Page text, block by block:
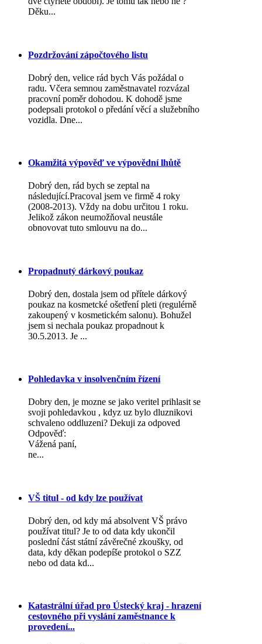
Děku...
Pozdržování zápočtového listu
Dobrý den, velice rád bych Vás požádal o
radu. Včera semnou zaměstnavatel rozvázal
pracovní poměr dohodou. K dohodě jsme
podepsali protokol o předání věcí a služebního
vozidla. Dne...
Okamžitá výpověď ve výpovědní lhůtě
Dobrý den, rád bych se zeptal na
následující.Pracoval jsem ve firmě 4 roky
(2008-2013). Vždy na dobu určitou 1 roku.
Jelikož zákon neumožňoval neustále
obnovovat tuto smlouvu na do...
Propadnutý dárkový poukaz
Dobrý den, dostala jsem od přítele dárkový
poukaz na kosmetcké ošetření pleti (regulérně
zakoupený v kosmetickém salonu). Bohužel
jsem si nechala poukaz propadnout k
30.5.2013. Je ...
Pohledavka v insolvenčním řízení
Dobry den, je mozne se jako veritel prihlasit se
svoji pohledavkou , kdyz uz bylo dluznikovi
schvaleno oddluzeni? Dekuji za odpoved
Odpověď:
Vážená paní,
ne...
VŠ titul - od kdy lze používat
Dobrý den, od kdy má absolvent VŠ právo
používat titul? Je to od data kdy ukončil
poslední část státní závěrečné zkoušky, od
data, kdy děkan podepíše protokol o SZZ
nebo od data kd...
Katastrální úřad pro Ústecký kraj - hrazení
cestovného při vyslání zaměstnance k
provedení...